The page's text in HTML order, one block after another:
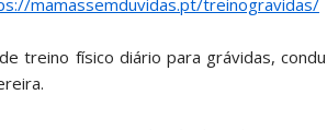
treino físico diário para grávidas,